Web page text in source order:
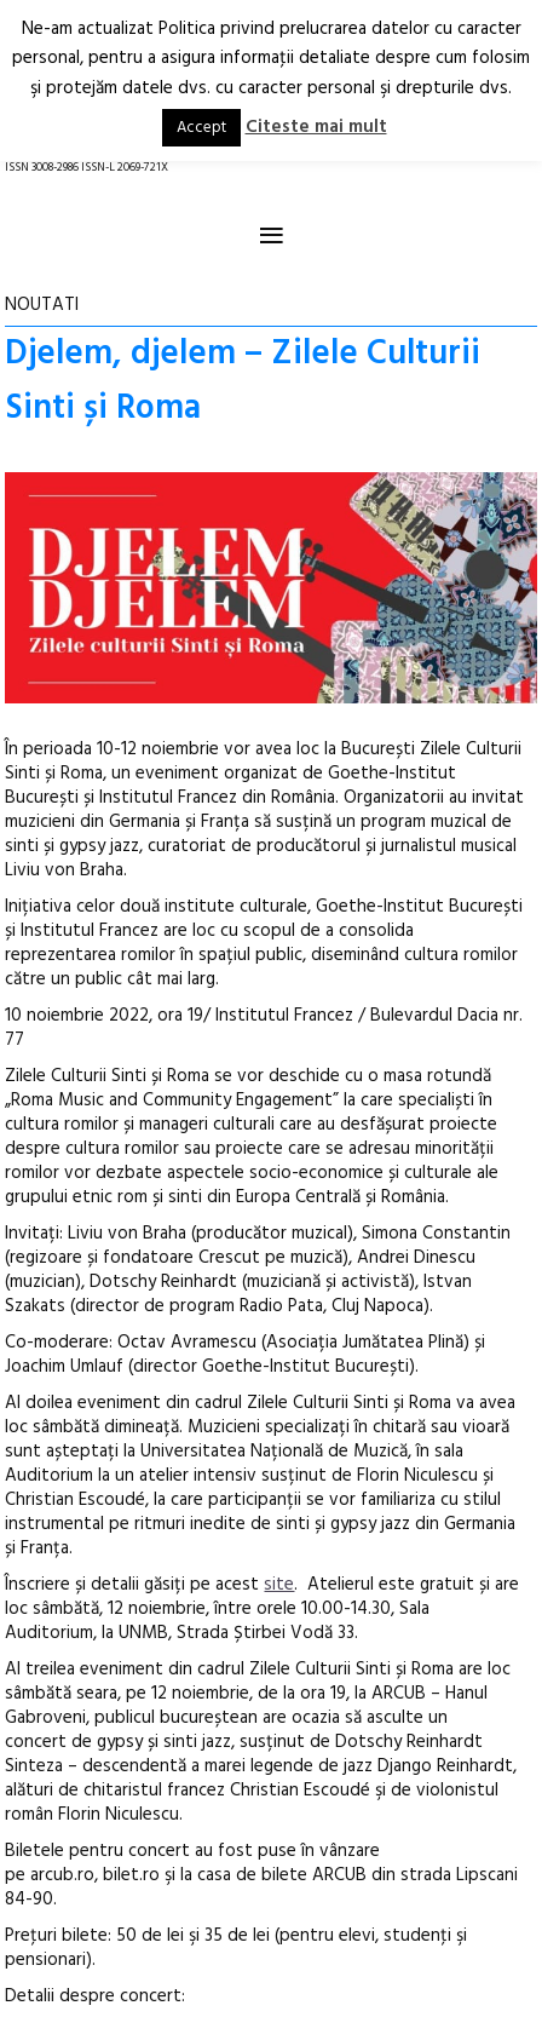
Arhitectură.
Oraș.
RO EN
ISSN 3008-2986 ISSN-L 2069-721X
≡
NOUTATI
Djelem, djelem – Zilele Culturii
Sinti și Roma
În perioada 10-12 noiembrie vor avea loc la București Zilele Culturii
Sinti și Roma, un eveniment organizat de Goethe-Institut
București și Institutul Francez din România. Organizatorii au invitat
muzicieni din Germania și Franța să susțină un program muzical de
sinti și gypsy jazz, curatoriat de producătorul și jurnalistul musical
Liviu von Braha.
Inițiativa celor două institute culturale, Goethe-Institut București
și Institutul Francez are loc cu scopul de a consolida
reprezentarea romilor în spațiul public, diseminând cultura romilor
către un public cât mai larg.
10 noiembrie 2022, ora 19/ Institutul Francez / Bulevardul Dacia nr.
77
Zilele Culturii Sinti și Roma se vor deschide cu o masa rotundă
„Roma Music and Community Engagement” la care specialiști în
cultura romilor și manageri culturali care au desfășurat proiecte
despre cultura romilor sau proiecte care se adresau minorității
romilor vor dezbate aspectele socio-economice și culturale ale
grupului etnic rom și sinti din Europa Centrală și România.
Invitați: Liviu von Braha (producător muzical), Simona Constantin
(regizoare și fondatoare Crescut pe muzică), Andrei Dinescu
(muzician), Dotschy Reinhardt (muziciană și activistă), Istvan
Szakats (director de program Radio Pata, Cluj Napoca).
Co-moderare: Octav Avramescu (Asociația Jumătatea Plină) și
Joachim Umlauf (director Goethe-Institut București).
Al doilea eveniment din cadrul Zilele Culturii Sinti și Roma va avea
loc sâmbătă dimineață. Muzicieni specializați în chitară sau vioară
sunt așteptați la Universitatea Națională de Muzică, în sala
Auditorium la un atelier intensiv susținut de Florin Niculescu și
Christian Escoudé, la care participanții se vor familiariza cu stilul
instrumental pe ritmuri inedite de sinti și gypsy jazz din Germania
și Franța.
Înscriere și detalii găsiți pe acestsite. Atelierul este gratuit și are
loc sâmbătă, 12 noiembrie, între orele 10.00-14.30, Sala
Auditorium, la UNMB, Strada Știrbei Vodă 33.
Al treilea eveniment din cadrul Zilele Culturii Sinti și Roma are loc
sâmbătă seara, pe 12 noiembrie, de la ora 19, la ARCUB – Hanul
Gabroveni, publicul bucureștean are ocazia să asculte un
concert de gypsy și sinti jazz, susținut de Dotschy Reinhardt
Sinteza – descendentă a marei legende de jazz Django Reinhardt,
alături de chitaristul francez Christian Escoudé şi de violonistul
român Florin Niculescu.
Biletele pentru concert au fost puse în vânzare
pe arcub.ro, bilet.ro şi la casa de bilete ARCUB din strada Lipscani
84-90.
Preţuri bilete: 50 de lei şi 35 de lei (pentru elevi, studenţi şi
pensionari).
Detalii despre concert:
Ne-am actualizat Politica privind prelucrarea datelor cu caracter
personal, pentru a asigura informaţii detaliate despre cum folosim
şi protejăm datele dvs. cu caracter personal şi drepturile dvs.
Accept Citeste mai mult